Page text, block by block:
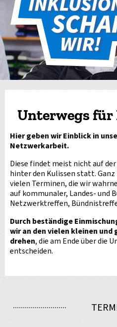
Unterwegs
Hier geben wir Einblick in
Netzwerkarbeit.
Diese findet meist nicht auf
hinter den Kulissen statt.
vielen Terminen, die wir
auf kommunaler, Landes- und
Netzwerktreffen,
Durch beständige
wir an den vielen kleinen
drehen, die am Ende über die
entscheiden.